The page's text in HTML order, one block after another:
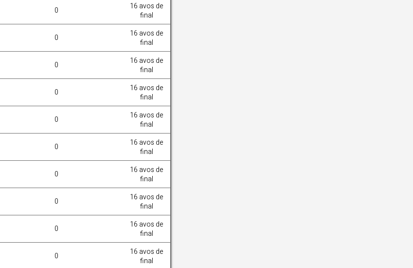
0
16 avos de
final
0
16 avos de
final
0
16 avos de
final
0
16 avos de
final
0
16 avos de
final
0
16 avos de
final
0
16 avos de
final
0
16 avos de
final
0
16 avos de
final
0
16 avos de
final